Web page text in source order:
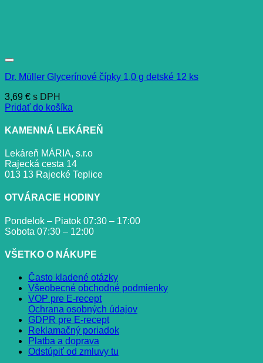
Dr. Müller Glycerínové čípky 1,0 g detské 12 ks
3,69 € s DPH
Pridať do košíka
KAMENNÁ LEKÁREŇ
Lekáreň MÁRIA, s.r.o
Rajecká cesta 14
013 13 Rajecké Teplice
OTVÁRACIE HODINY
Pondelok – Piatok 07:30 – 17:00
Sobota 07:30 – 12:00
VŠETKO O NÁKUPE
Často kladené otázky
Všeobecné obchodné podmienky
VOP pre E-recept
Ochrana osobných údajov
GDPR pre E-recept
Reklamačný poriadok
Platba a doprava
Odstúpiť od zmluvy tu